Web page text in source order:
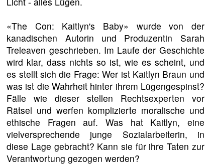
«The Con: Kaitlyn's Baby» wurde von der
kanadischen Autorin und Produzentin Sarah
Treleaven geschrieben. Im Laufe der Geschichte
wird klar, dass nichts so ist, wie es scheint, und
es stellt sich die Frage: Wer ist Kaitlyn Braun und
was ist die Wahrheit hinter ihrem Lügengespinst?
Fälle wie dieser stellen Rechtsexperten vor
Rätsel und werfen komplizierte moralische und
ethische Fragen auf. Was hat Kaitlyn, eine
vielversprechende junge Sozialarbeiterin, in
diese Lage gebracht? Kann sie für ihre Taten zur
Verantwortung gezogen werden?